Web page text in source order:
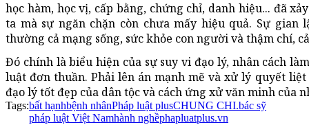
học hàm, học vị, cấp bằng, chứng chỉ, danh hiệu... đã
ta mà sự ngăn chặn còn chưa mấy hiệu quả. Sự gian
thường cả mạng sống, sức khỏe con người và thậm chí,
Đó chính là biểu hiện của sự suy vi đạo lý, nhân cách
luật đơn thuần. Phải lên án mạnh mẽ và xử lý quyết
đạo lý tốt đẹp của dân tộc và cách ứng xử văn minh của
Tags:bất hạnhbệnh nhânPháp luật plusCHUNG CHI.bác sỹ
pháp luật Việt Namhành nghềphapluatplus.vn